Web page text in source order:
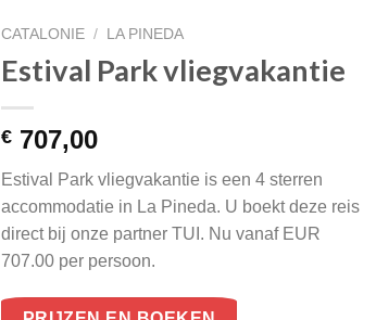
CATALONIE / LA PINEDA
Estival Park vliegvakantie
€ 707,00
Estival Park vliegvakantie is een 4 sterren
accommodatie in La Pineda. U boekt deze reis
direct bij onze partner TUI. Nu vanaf EUR
707.00 per persoon.